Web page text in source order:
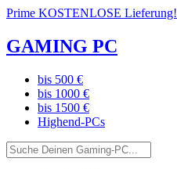
Prime KOSTENLOSE Lieferung!
GAMING PC
bis 500 €
bis 1000 €
bis 1500 €
Highend-PCs